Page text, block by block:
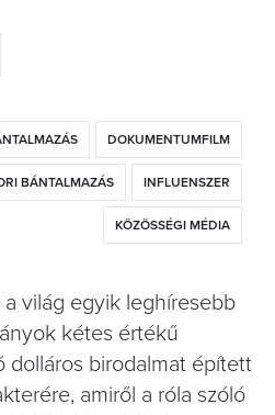
DOKUMENTUMFILM
BÁNTALMAZÁS INFLUENSZER
KÖZÖSSÉGI MÉDIA
világ egyik leghíresebb
kétes értékű
dolláros birodalmat épített
amiről a róla szóló